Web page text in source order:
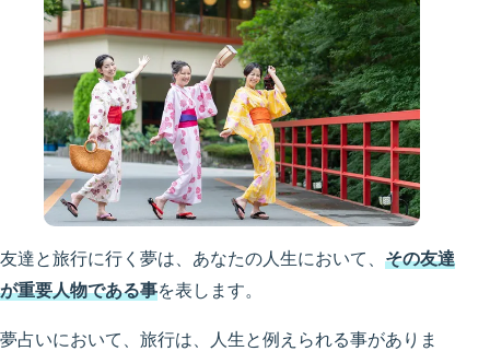
友達と旅行に行く夢は、あなたの人生において、 その友達
が重要人物である事を表します。
夢占いにおいて、旅行は、人生と例えられる事がありま